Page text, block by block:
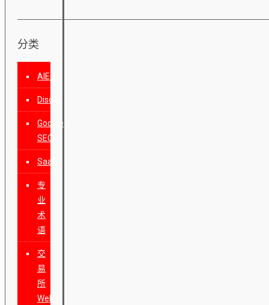
分类
AIEO
Discuz
Google
SEO
SaaS
专
业
术
语
交
易
所
Web3